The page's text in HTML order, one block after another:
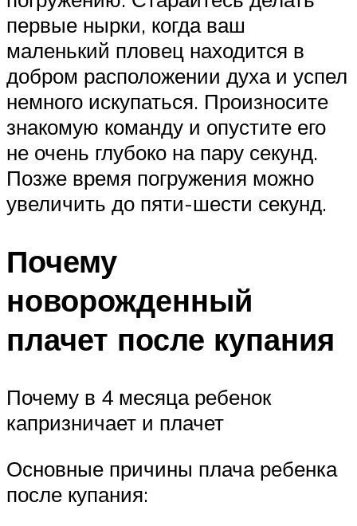
первые нырки, когда ваш
маленький пловец находится в
добром расположении духа и успел
немного искупаться. Произносите
знакомую команду и опустите его
не очень глубоко на пару секунд.
Позже время погружения можно
увеличить до пяти-шести секунд.
Почему
новорожденный
плачет после купания
Почему в 4 месяца ребенок
капризничает и плачет
Основные причины плача ребенка
после купания: